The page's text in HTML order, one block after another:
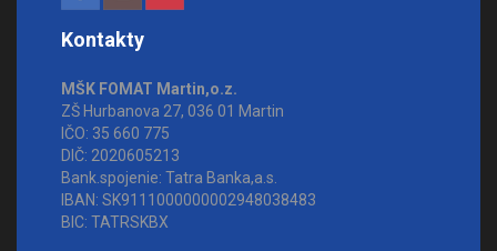
Kontakty
MŠK FOMAT Martin,o.z.
ZŠ Hurbanova 27, 036 01 Martin
IČO: 35 660 775
DIČ: 2020605213
Bank.spojenie: Tatra Banka,a.s.
IBAN: SK9111000000002948038483
BIC: TATRSKBX